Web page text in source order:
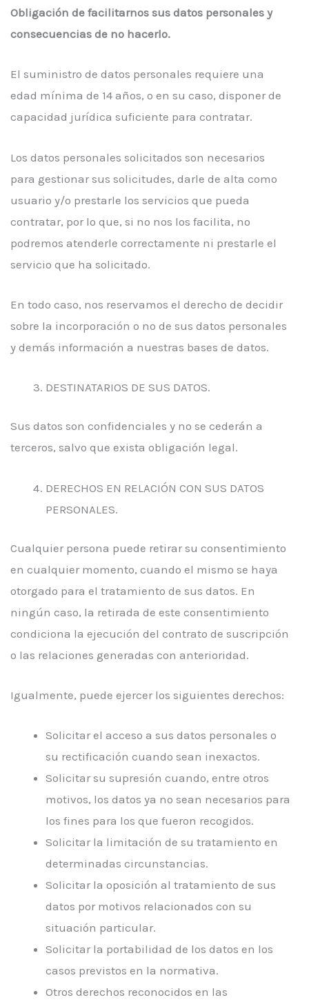
Obligación de facilitarnos sus datos personales y
consecuencias de no hacerlo.
El suministro de datos personales requiere una
edad mínima de 14 años, o en su caso, disponer de
capacidad jurídica suficiente para contratar.
Los datos personales solicitados son necesarios
para gestionar sus solicitudes, darle de alta como
usuario y/o prestarle los servicios que pueda
contratar, por lo que, si no nos los facilita, no
podremos atenderle correctamente ni prestarle el
servicio que ha solicitado.
En todo caso, nos reservamos el derecho de decidir
sobre la incorporación o no de sus datos personales
y demás información a nuestras bases de datos.
DESTINATARIOS DE SUS DATOS.
Sus datos son confidenciales y no se cederán a
terceros, salvo que exista obligación legal.
DERECHOS EN RELACIÓN CON SUS DATOS
PERSONALES.
Cualquier persona puede retirar su consentimiento
en cualquier momento, cuando el mismo se haya
otorgado para el tratamiento de sus datos. En
ningún caso, la retirada de este consentimiento
condiciona la ejecución del contrato de suscripción
o las relaciones generadas con anterioridad.
Igualmente, puede ejercer los siguientes derechos:
Solicitar el acceso a sus datos personales o
su rectificación cuando sean inexactos.
Solicitar su supresión cuando, entre otros
motivos, los datos ya no sean necesarios para
los fines para los que fueron recogidos.
Solicitar la limitación de su tratamiento en
determinadas circunstancias.
Solicitar la oposición al tratamiento de sus
datos por motivos relacionados con su
situación particular.
Solicitar la portabilidad de los datos en los
casos previstos en la normativa.
Otros derechos reconocidos en las